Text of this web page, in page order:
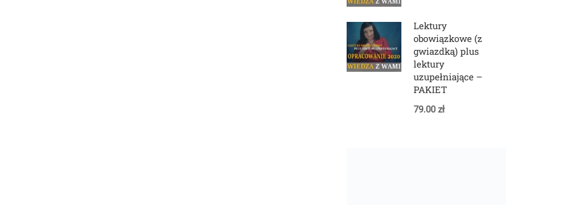
Lektury
obowiązkowe (z
gwiazdką) plus
lektury
uzupełniające –
PAKIET
79.00 zł